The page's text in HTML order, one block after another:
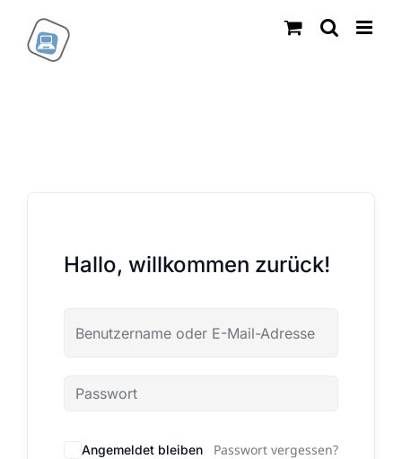
Inhalt
springen
Hallo, willkommen zurück!
Angemeldet bleiben Passwort vergessen?